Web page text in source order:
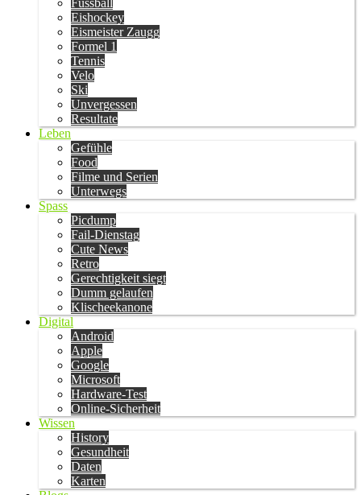
Fussball
Eishockey
Eismeister Zaugg
Formel 1
Tennis
Velo
Ski
Unvergessen
Resultate
Leben
Gefühle
Food
Filme und Serien
Unterwegs
Spass
Picdump
Fail-Dienstag
Cute News
Retro
Gerechtigkeit siegt
Dumm gelaufen
Klischeekanone
Digital
Android
Apple
Google
Microsoft
Hardware-Test
Online-Sicherheit
Wissen
History
Gesundheit
Daten
Karten